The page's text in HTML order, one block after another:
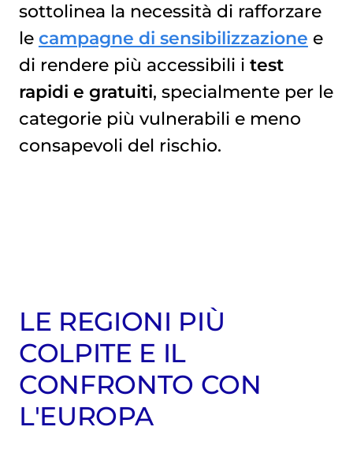
sottolinea la necessità di rafforzare
le campagne di sensibilizzazione e
di rendere più accessibili i test
rapidi e gratuiti, specialmente per le
categorie più vulnerabili e meno
consapevoli del rischio.
LE REGIONI PIÙ
COLPITE E IL
CONFRONTO CON
L'EUROPA